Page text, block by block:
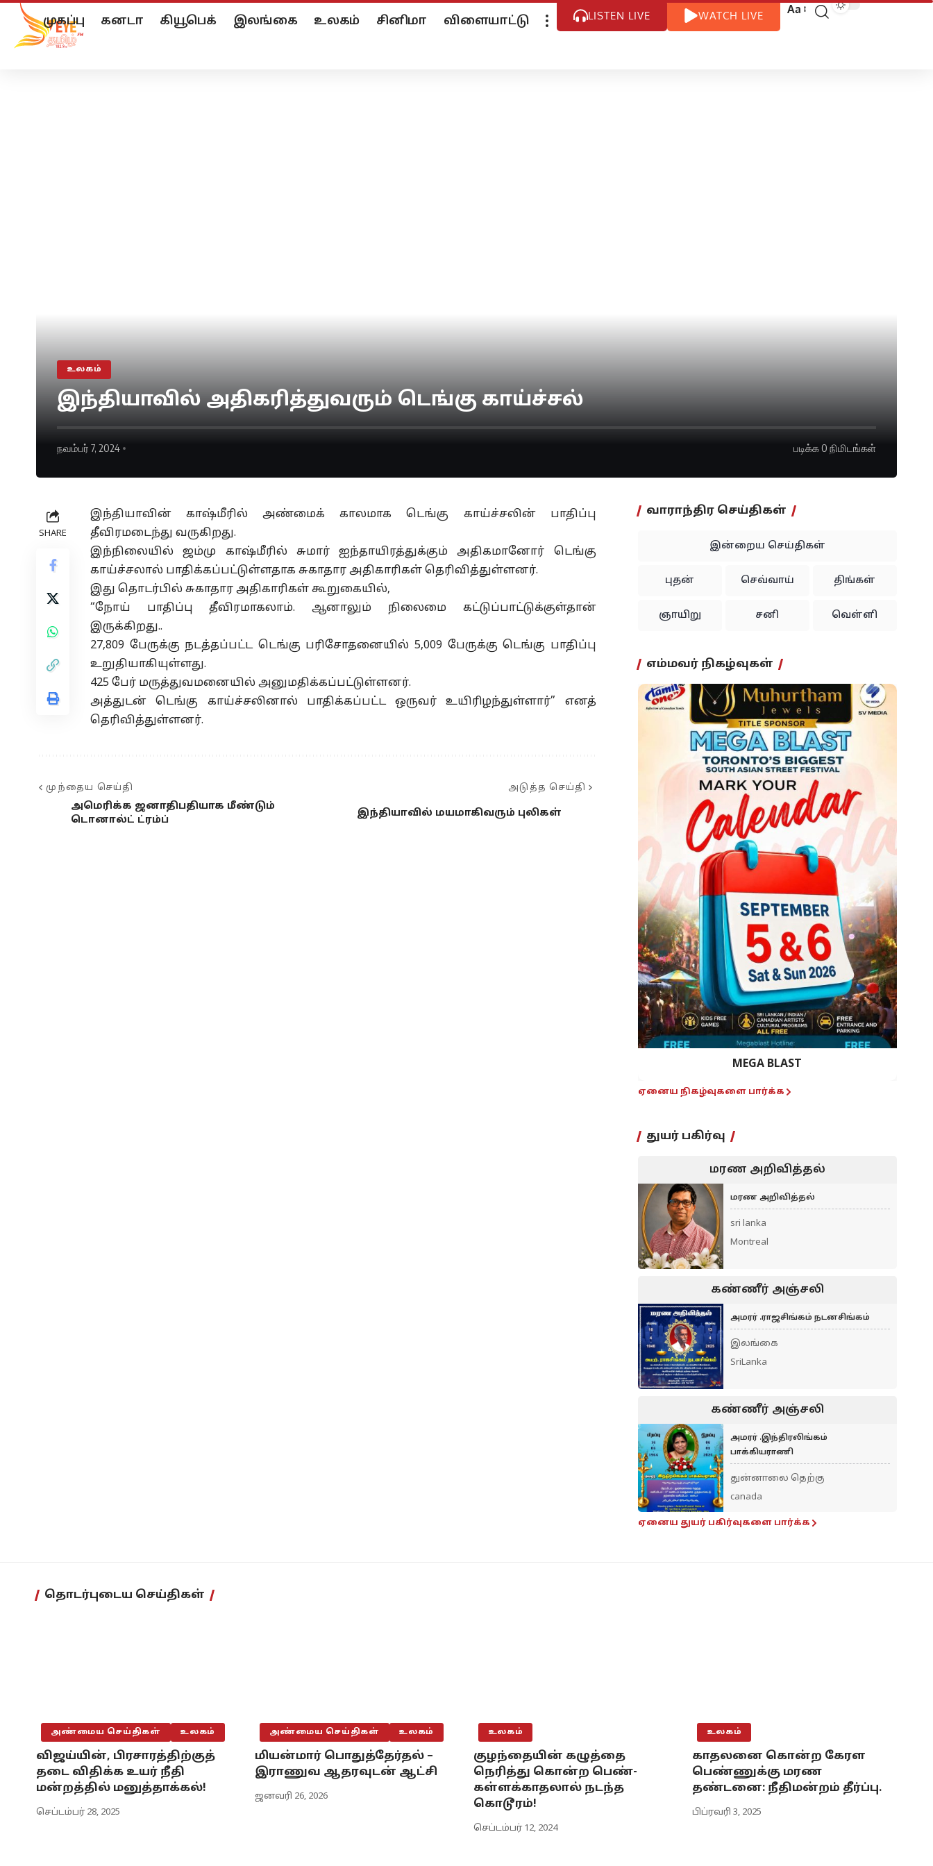
முகப்பு கனடா கியூபெக் இலங்கை உலகம் சினிமா விளையாட்டு LISTEN LIVE WATCH LIVE Aa
உலகம்
இந்தியாவில் அதிகரித்துவரும் டெங்கு காய்ச்சல்
நவம்பர் 7, 2024 படிக்க 0 நிமிடங்கள்
SHARE
இந்தியாவின் காஷ்மீரில் அண்மைக் காலமாக டெங்கு காய்ச்சலின் பாதிப்பு
தீவிரமடைந்து வருகிறது.
இந்நிலையில் ஜம்மு காஷ்மீரில் சுமார் ஐந்தாயிரத்துக்கும் அதிகமானோர் டெங்கு
காய்ச்சலால் பாதிக்கப்பட்டுள்ளதாக சுகாதார அதிகாரிகள் தெரிவித்துள்ளனர்.
இது தொடர்பில் சுகாதார அதிகாரிகள் கூறுகையில்,
“நோய் பாதிப்பு தீவிரமாகலாம். ஆனாலும் நிலைமை கட்டுப்பாட்டுக்குள்தான்
இருக்கிறது..
27,809 பேருக்கு நடத்தப்பட்ட டெங்கு பரிசோதனையில் 5,009 பேருக்கு டெங்கு பாதிப்பு
உறுதியாகியுள்ளது.
425 பேர் மருத்துவமனையில் அனுமதிக்கப்பட்டுள்ளனர்.
அத்துடன் டெங்கு காய்ச்சலினால் பாதிக்கப்பட்ட ஒருவர் உயிரிழந்துள்ளார்” எனத்
தெரிவித்துள்ளனர்.
முந்தைய செய்தி
அமெரிக்க ஜனாதிபதியாக மீண்டும்
டொனால்ட் ட்ரம்ப்
அடுத்த செய்தி
இந்தியாவில் மயமாகிவரும் புலிகள்
வாராந்திர செய்திகள்
இன்றைய செய்திகள்
புதன் செவ்வாய் திங்கள்
ஞாயிறு சனி வெள்ளி
எம்மவர் நிகழ்வுகள்
MEGA BLAST
ஏனைய நிகழ்வுகளை பார்க்க
துயர் பகிர்வு
மரண அறிவித்தல்
மரண அறிவித்தல்
sri lanka
Montreal
கண்ணீர் அஞ்சலி
அமரர் .ராஜசிங்கம் நடனசிங்கம்
இலங்கை
SriLanka
கண்ணீர் அஞ்சலி
அமரர் .இந்திரலிங்கம்
பாக்கியராணி
துன்னாலை தெற்கு
canada
ஏனைய துயர் பகிர்வுகளை பார்க்க
தொடர்புடைய செய்திகள்
அண்மைய செய்திகள் உலகம்
விஜய்யின், பிரசாரத்திற்குத்
தடை விதிக்க உயர் நீதி
மன்றத்தில் மனுத்தாக்கல்!
செப்டம்பர் 28, 2025
அண்மைய செய்திகள் உலகம்
மியன்மார் பொதுத்தேர்தல் –
இராணுவ ஆதரவுடன் ஆட்சி
ஜனவரி 26, 2026
உலகம்
குழந்தையின் கழுத்தை
நெரித்து கொன்ற பெண்-
கள்ளக்காதலால் நடந்த
கொடூரம்!
செப்டம்பர் 12, 2024
உலகம்
காதலனை கொன்ற கேரள
பெண்ணுக்கு மரண
தண்டனை: நீதிமன்றம் தீர்ப்பு.
பிப்ரவரி 3, 2025